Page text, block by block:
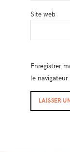
Site web
Enregistrer
le